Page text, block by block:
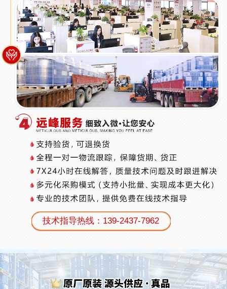
技术指导热线：139-2437-7962